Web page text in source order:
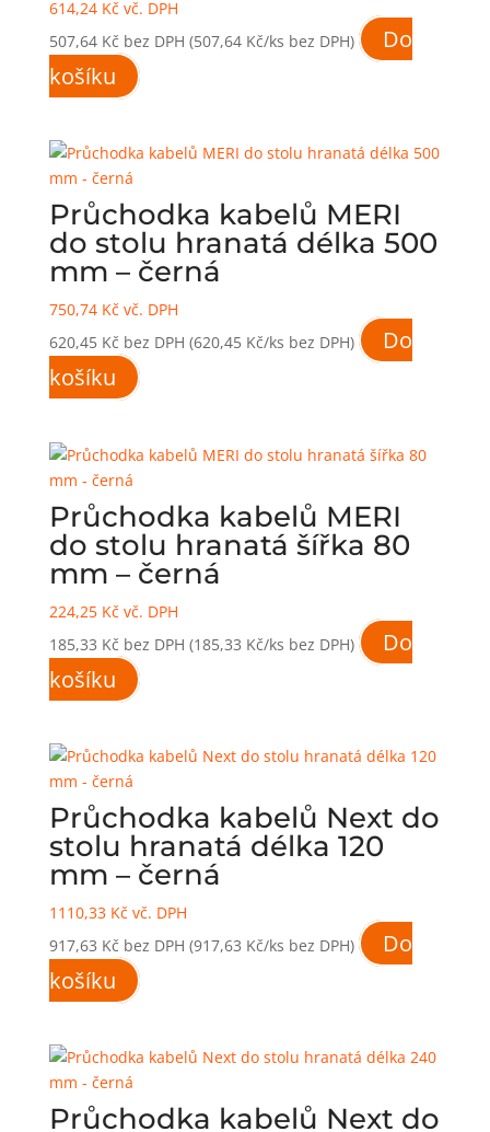
614,24 Kč vč. DPH
507,64 Kč bez DPH (507,64 Kč/ks bez DPH)
Do
košíku
Průchodka kabelů MERI
do stolu hranatá délka 500
mm – černá
750,74 Kč vč. DPH
620,45 Kč bez DPH (620,45 Kč/ks bez DPH)
Do
košíku
Průchodka kabelů MERI
do stolu hranatá šířka 80
mm – černá
224,25 Kč vč. DPH
185,33 Kč bez DPH (185,33 Kč/ks bez DPH)
Do
košíku
Průchodka kabelů Next do
stolu hranatá délka 120
mm – černá
1110,33 Kč vč. DPH
917,63 Kč bez DPH (917,63 Kč/ks bez DPH)
Do
košíku
Průchodka kabelů Next do